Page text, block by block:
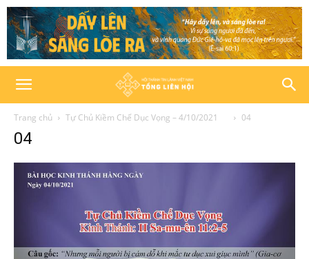
Trang chủ Tự Chủ Kiềm Chế Dục Vọng – 4/10/2021 04
04